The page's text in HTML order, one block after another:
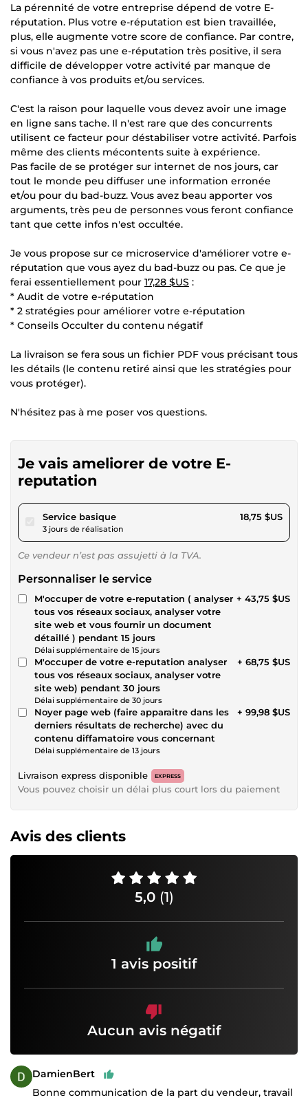
La pérennité de votre entreprise dépend de votre E-
réputation. Plus votre e-réputation est bien travaillée,
plus, elle augmente votre score de confiance. Par contre,
si vous n'avez pas une e-réputation très positive, il sera
difficile de développer votre activité par manque de
confiance à vos produits et/ou services.
C'est la raison pour laquelle vous devez avoir une image
en ligne sans tache. Il n'est rare que des concurrents
utilisent ce facteur pour déstabiliser votre activité. Parfois
même des clients mécontents suite à expérience.
Pas facile de se protéger sur internet de nos jours, car
tout le monde peu diffuser une information erronée
et/ou pour du bad-buzz. Vous avez beau apporter vos
arguments, très peu de personnes vous feront confiance
tant que cette infos n'est occultée.
Je vous propose sur ce microservice d'améliorer votre e-
réputation que vous ayez du bad-buzz ou pas. Ce que je
ferai essentiellement pour 17,28 $US :
* Audit de votre e-réputation
* 2 stratégies pour améliorer votre e-réputation
* Conseils Occulter du contenu négatif
La livraison se fera sous un fichier PDF vous précisant tous
les détails (le contenu retiré ainsi que les stratégies pour
vous protéger).
N'hésitez pas à me poser vos questions.
Je vais ameliorer de votre E-
reputation
Service basiquepour 17,28 $US
3 jours de réalisation
18,75 $US
Ce vendeur n’est pas assujetti à la TVA.
Personnaliser le service
M'occuper de votre e-reputation ( analyser
tous vos réseaux sociaux, analyser votre
site web et vous fournir un document
détaillé ) pendant 15 jours
Délai supplémentaire de 15 jours
+ 43,75 $US
M'occuper de votre e-reputation analyser
tous vos réseaux sociaux, analyser votre
site web) pendant 30 jours
Délai supplémentaire de 30 jours
+ 68,75 $US
Noyer page web (faire apparaitre dans les
derniers résultats de recherche) avec du
contenu diffamatoire vous concernant
Délai supplémentaire de 13 jours
+ 99,98 $US
Livraison express disponible EXPRESS
Vous pouvez choisir un délai plus court lors du paiement
Avis des clients
5,0 (1)
1 avis positif
Aucun avis négatif
DamienBert
Bonne communication de la part du vendeur, travail